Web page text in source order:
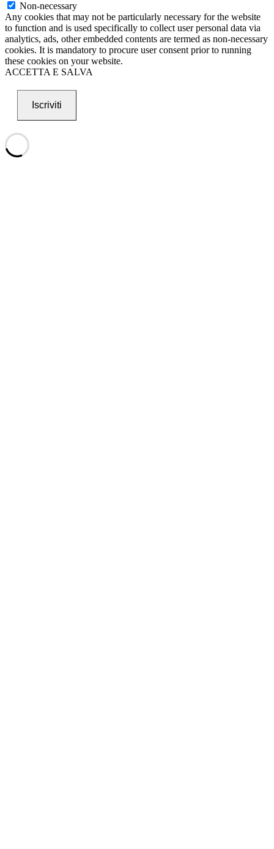
Non-necessary
Any cookies that may not be particularly necessary for the website
to function and is used specifically to collect user personal data via
analytics, ads, other embedded contents are termed as non-necessary
cookies. It is mandatory to procure user consent prior to running
these cookies on your website.
ACCETTA E SALVA
Iscriviti